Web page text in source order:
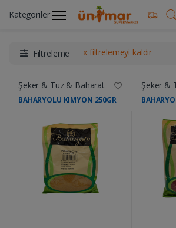
Kategoriler
Ünimar Anasayfa Gıda & Yemek
Filtreleme x filtrelemeyi kaldır
Şeker & Tuz & Baharat
BAHARYOLU KIMYON 250GR
Şeker &